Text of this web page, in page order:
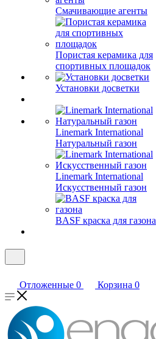
Смачивающие агенты
Пористая керамика для
спортивных площадок
Установки досветки
Linemark International
Натуральный газон
Linemark International
Искусственный газон
BASF краска для газона
Отложенные 0 Корзина 0